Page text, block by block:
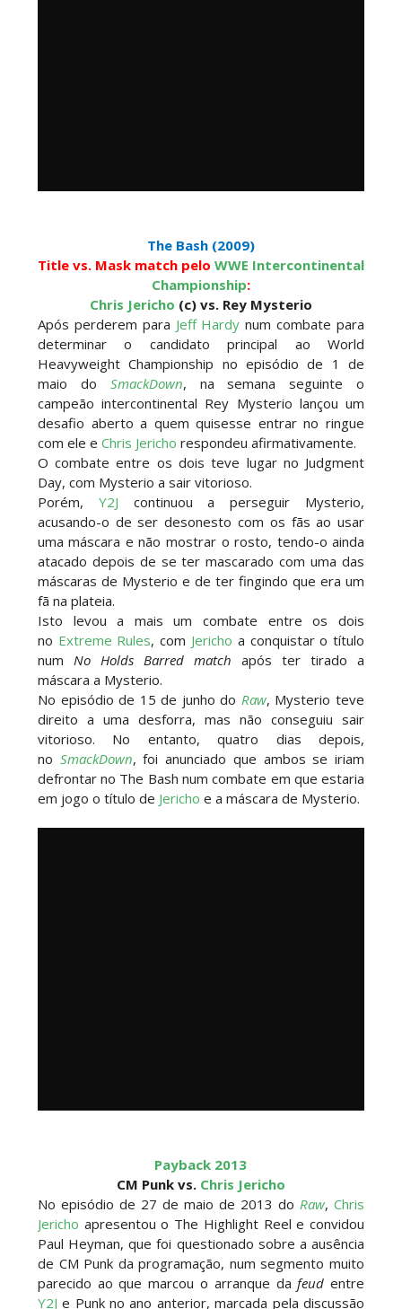
The Bash (2009)
Title vs. Mask match pelo WWE Intercontinental
Championship:
Chris Jericho (c) vs. Rey Mysterio
Após perderem para Jeff Hardy num combate para
determinar o candidato principal ao World
Heavyweight Championship no episódio de 1 de
maio do SmackDown, na semana seguinte o
campeão intercontinental Rey Mysterio lançou um
desafio aberto a quem quisesse entrar no ringue
com ele e Chris Jericho respondeu afirmativamente.
O combate entre os dois teve lugar no Judgment
Day, com Mysterio a sair vitorioso.
Porém, Y2J continuou a perseguir Mysterio,
acusando-o de ser desonesto com os fãs ao usar
uma máscara e não mostrar o rosto, tendo-o ainda
atacado depois de se ter mascarado com uma das
máscaras de Mysterio e de ter fingindo que era um
fã na plateia.
Isto levou a mais um combate entre os dois
no Extreme Rules, com Jericho a conquistar o título
num No Holds Barred match após ter tirado a
máscara a Mysterio.
No episódio de 15 de junho do Raw, Mysterio teve
direito a uma desforra, mas não conseguiu sair
vitorioso. No entanto, quatro dias depois,
no SmackDown, foi anunciado que ambos se iriam
defrontar no The Bash num combate em que estaria
em jogo o título de Jericho e a máscara de Mysterio.
Payback 2013
CM Punk vs. Chris Jericho
No episódio de 27 de maio de 2013 do Raw,Chris
Jericho apresentou o The Highlight Reel e convidou
Paul Heyman, que foi questionado sobre a ausência
de CM Punk da programação, num segmento muito
parecido ao que marcou o arranque da feudentre
Y2J e Punk no ano anterior, marcada pela discussão